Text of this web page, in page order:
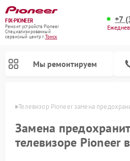
FIX-PIONEER
Ремонт устройств Pioneer
Специализированный
cервисный центр г.Томск
+7
Мы ремонтируем
Телевизор Pioneer замена
Замена
телевизоре Pioneer